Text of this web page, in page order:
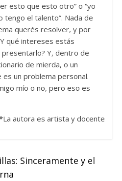
esto que esto otro” o “yo
tengo el talento”. Nada de
querés resolver, y por
qué intereses estás
Y, dentro de
de mierda, o un
un problema personal.
mío o no, pero eso es
La autora es artista y docente
Sinceramente y el